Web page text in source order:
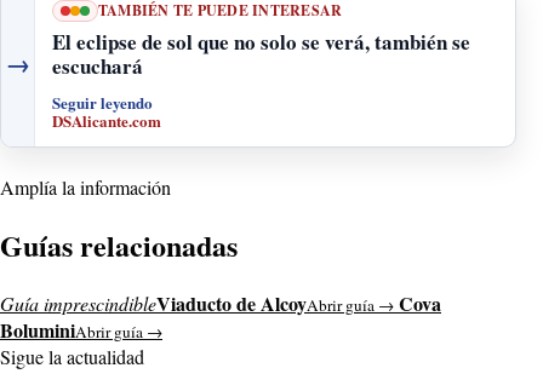
→
TAMBIÉN TE PUEDE INTERESAR
El eclipse de sol que no solo se verá, también se
escuchará
Seguir leyendo
DSAlicante.com
Amplía la información
Guías relacionadas
Guía imprescindibleViaducto de AlcoyAbrir guía → Cova
BoluminiAbrir guía →
Sigue la actualidad